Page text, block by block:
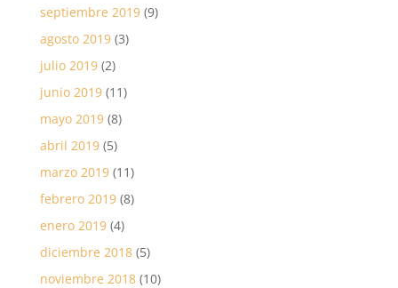
septiembre 2019(9)
agosto 2019(3)
julio 2019(2)
junio 2019(11)
mayo 2019(8)
abril 2019(5)
marzo 2019(11)
febrero 2019(8)
enero 2019(4)
diciembre 2018(5)
noviembre 2018(10)